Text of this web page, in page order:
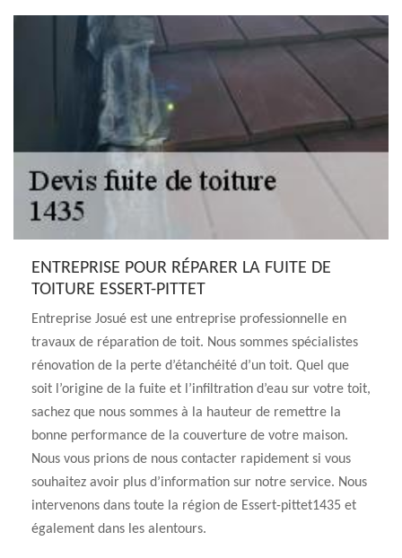
ENTREPRISE POUR RÉPARER LA FUITE DE
TOITURE ESSERT-PITTET
Entreprise Josué est une entreprise professionnelle en
travaux de réparation de toit. Nous sommes spécialistes
rénovation de la perte d’étanchéité d’un toit. Quel que
soit l’origine de la fuite et l’infiltration d’eau sur votre toit,
sachez que nous sommes à la hauteur de remettre la
bonne performance de la couverture de votre maison.
Nous vous prions de nous contacter rapidement si vous
souhaitez avoir plus d’information sur notre service. Nous
intervenons dans toute la région de Essert-pittet1435 et
également dans les alentours.